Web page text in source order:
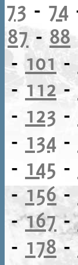
73 - 74
87 - 88
-101-
- 112-
- 123 -
- 134 -
- 145 -
-156-
-167-
- 178 -